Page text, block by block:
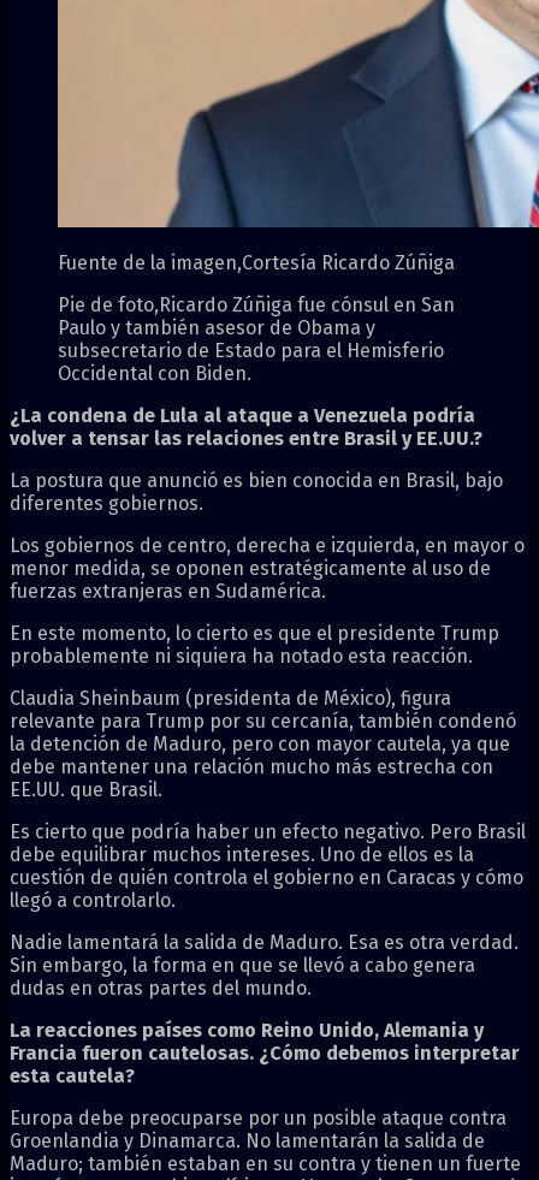
Fuente de la imagen,Cortesía Ricardo Zúñiga
Pie de foto,Ricardo Zúñiga fue cónsul en San
Paulo y también asesor de Obama y
subsecretario de Estado para el Hemisferio
Occidental con Biden.
¿La condena de Lula al ataque a Venezuela podría
volver a tensar las relaciones entre Brasil y EE.UU.?
La postura que anunció es bien conocida en Brasil, bajo
diferentes gobiernos.
Los gobiernos de centro, derecha e izquierda, en mayor o
menor medida, se oponen estratégicamente al uso de
fuerzas extranjeras en Sudamérica.
En este momento, lo cierto es que el presidente Trump
probablemente ni siquiera ha notado esta reacción.
Claudia Sheinbaum (presidenta de México), figura
relevante para Trump por su cercanía, también condenó
la detención de Maduro, pero con mayor cautela, ya que
debe mantener una relación mucho más estrecha con
EE.UU. que Brasil.
Es cierto que podría haber un efecto negativo. Pero Brasil
debe equilibrar muchos intereses. Uno de ellos es la
cuestión de quién controla el gobierno en Caracas y cómo
llegó a controlarlo.
Nadie lamentará la salida de Maduro. Esa es otra verdad.
Sin embargo, la forma en que se llevó a cabo genera
dudas en otras partes del mundo.
La reacciones países como Reino Unido, Alemania y
Francia fueron cautelosas. ¿Cómo debemos interpretar
esta cautela?
Europa debe preocuparse por un posible ataque contra
Groenlandia y Dinamarca. No lamentarán la salida de
Maduro; también estaban en su contra y tienen un fuerte